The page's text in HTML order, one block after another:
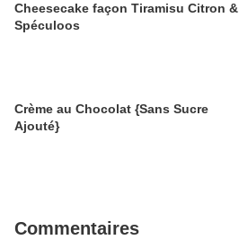
Cheesecake façon Tiramisu Citron &
Spéculoos
Crème au Chocolat {Sans Sucre
Ajouté}
Commentaires